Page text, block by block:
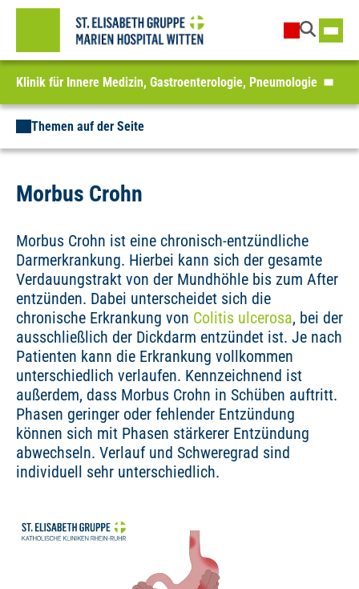
Klinik für Innere Medizin, Gastroenterologie, Pneumologie
Themen auf der Seite
Morbus Crohn
Morbus Crohn ist eine chronisch-entzündliche
Darmerkrankung. Hierbei kann sich der gesamte
Verdauungstrakt von der Mundhöhle bis zum After
entzünden. Dabei unterscheidet sich die
chronische Erkrankung von Colitis ulcerosa, bei der
ausschließlich der Dickdarm entzündet ist. Je nach
Patienten kann die Erkrankung vollkommen
unterschiedlich verlaufen. Kennzeichnend ist
außerdem, dass Morbus Crohn in Schüben auftritt.
Phasen geringer oder fehlender Entzündung
können sich mit Phasen stärkerer Entzündung
abwechseln. Verlauf und Schweregrad sind
individuell sehr unterschiedlich.